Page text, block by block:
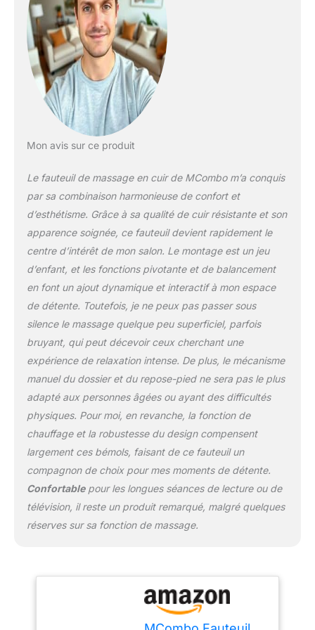
encore plus de confort
Le système de chauffage
est installé à l'arrière.
Intégrez deux interfaces
USB pour recharger votre
téléphone portable Le
dossier peut être ajusté
facilement ajusté dans
différentes positions
grâce au mécanisme de
blocage et d'ouverture
du ressort à gaz
Mon avis sur ce produit
Le fauteuil de massage en cuir de MCombo m’a conquis
par sa combinaison harmonieuse de confort et
d’esthétisme. Grâce à sa qualité de cuir résistante et son
apparence soignée, ce fauteuil devient rapidement le
centre d’intérêt de mon salon. Le montage est un jeu
d’enfant, et les fonctions pivotante et de balancement
en font un ajout dynamique et interactif à mon espace
de détente. Toutefois, je ne peux pas passer sous
silence le massage quelque peu superficiel, parfois
bruyant, qui peut décevoir ceux cherchant une
expérience de relaxation intense. De plus, le mécanisme
manuel du dossier et du repose-pied ne sera pas le plus
adapté aux personnes âgées ou ayant des difficultés
physiques. Pour moi, en revanche, la fonction de
chauffage et la robustesse du design compensent
largement ces bémols, faisant de ce fauteuil un
compagnon de choix pour mes moments de détente.
Confortablepour les longues séances de lecture ou de
télévision, il reste un produit remarqué, malgré quelques
réserves sur sa fonction de massage.